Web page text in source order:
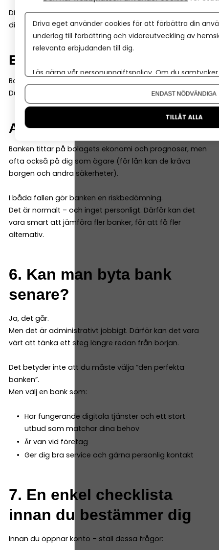
Ditt val av företagsform påverkar hur banken bedömer
dig.
Enskild firma
Banken tittar mycket på din privata ekonomi.
Du och företaget är samma juridiska person.
Aktiebolag
Banken tittar på bolagets ekonomi och prognoser, men
ofta också på dig som ägare (för lån kan de kräva
borgen och andra säkerheter).
I båda fallen gör banken en riskbedömning.
Det är normalt – och inget personligt. Därför kan det
vara smart att jämföra fler banker, för att få fler
alternativ.
6. Kan man byta bank
senare?
Ja, det går.
Men det är administrativt jobbigt. Därför kan det vara
värt att tänka ett steg längre redan från början.
Det betyder inte att du måste välja “den perfekta
banken”.
Men välj en bank som:
Har fungerande digitala tjänster och ett stort
utbud som matchar dina behov
Är van vid företag
Ger dig bra service och gärna personlig kontakt
7. En enkel checklista
innan du bestämmer dig
Innan du öppnar konto – ställ dessa frågor:
Driva eget använder cookies för att förbättra din
underlag till förbättring och vidareutveckling av
relevanta erbjudanden till dig.
Läs gärna vår personuppgiftspolicy. Om du
Om du vill ändra ditt val i efterhand hittar du den
ENDAST NÖDVÄNDIGA
TILLÅT ALLA